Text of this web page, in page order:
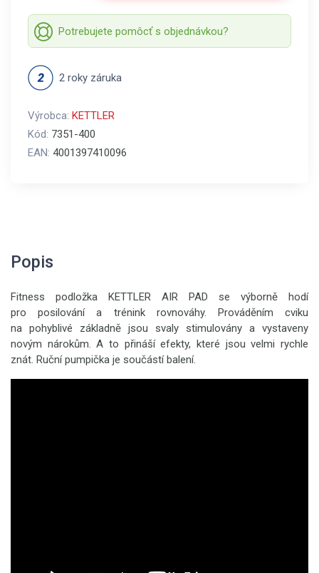
Potrebujete pomôcť s objednávkou?
2 roky záruka
Výrobca: KETTLER
Kód: 7351-400
EAN: 4001397410096
Popis
Fitness podložka KETTLER AIR PAD se výborně hodí
pro posilování a trénink rovnováhy. Prováděním cviku
na pohyblivé základně jsou svaly stimulovány a vystaveny
novým nárokům. A to přináší efekty, které jsou velmi rychle
znát. Ruční pumpička je součástí balení.